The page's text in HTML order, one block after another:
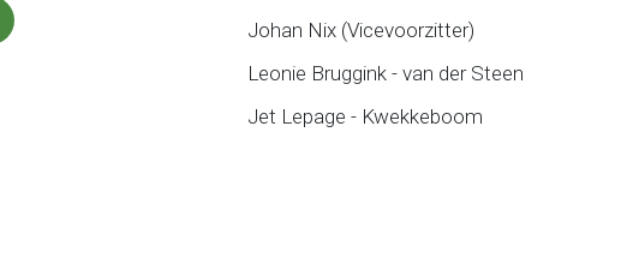
Johan Nix (Vicevoorzitter)
Leonie Bruggink - van der Steen
Jet Lepage - Kwekkeboom